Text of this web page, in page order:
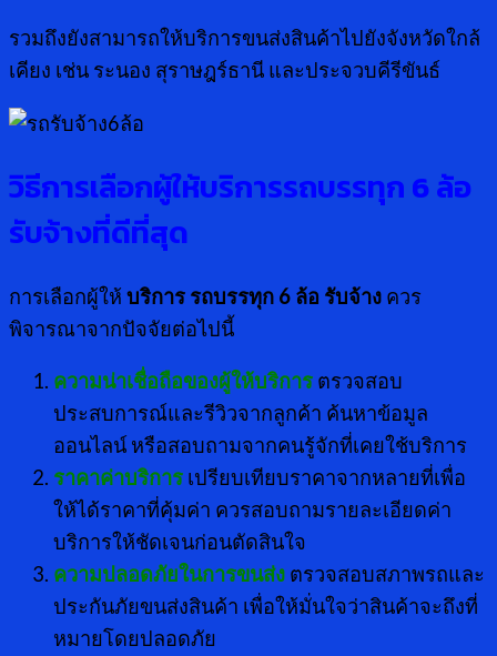
รวมถึงยังสามารถให้บริการขนส่งสินค้าไปยังจังหวัดใกล้
เคียง เช่น ระนอง สุราษฎร์ธานี และประจวบคีรีขันธ์
วิธีการเลือกผู้ให้บริการรถบรรทุก 6 ล้อ
รับจ้างที่ดีที่สุด
การเลือกผู้ให้ บริการ รถบรรทุก 6 ล้อ รับจ้าง ควร
พิจารณาจากปัจจัยต่อไปนี้
ความน่าเชื่อถือของผู้ให้บริการ ตรวจสอบ
ประสบการณ์และรีวิวจากลูกค้า ค้นหาข้อมูล
ออนไลน์ หรือสอบถามจากคนรู้จักที่เคยใช้บริการ
ราคาค่าบริการ เปรียบเทียบราคาจากหลายที่เพื่อ
ให้ได้ราคาที่คุ้มค่า ควรสอบถามรายละเอียดค่า
บริการให้ชัดเจนก่อนตัดสินใจ
ความปลอดภัยในการขนส่ง ตรวจสอบสภาพรถและ
ประกันภัยขนส่งสินค้า เพื่อให้มั่นใจว่าสินค้าจะถึงที่
หมายโดยปลอดภัย